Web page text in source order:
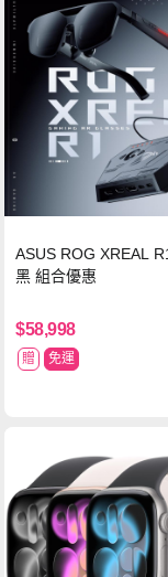
ASUS ROG XREAL
黑 組合優惠
$58,998
贈 免運